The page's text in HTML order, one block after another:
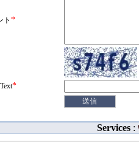
ト *
*
Services :